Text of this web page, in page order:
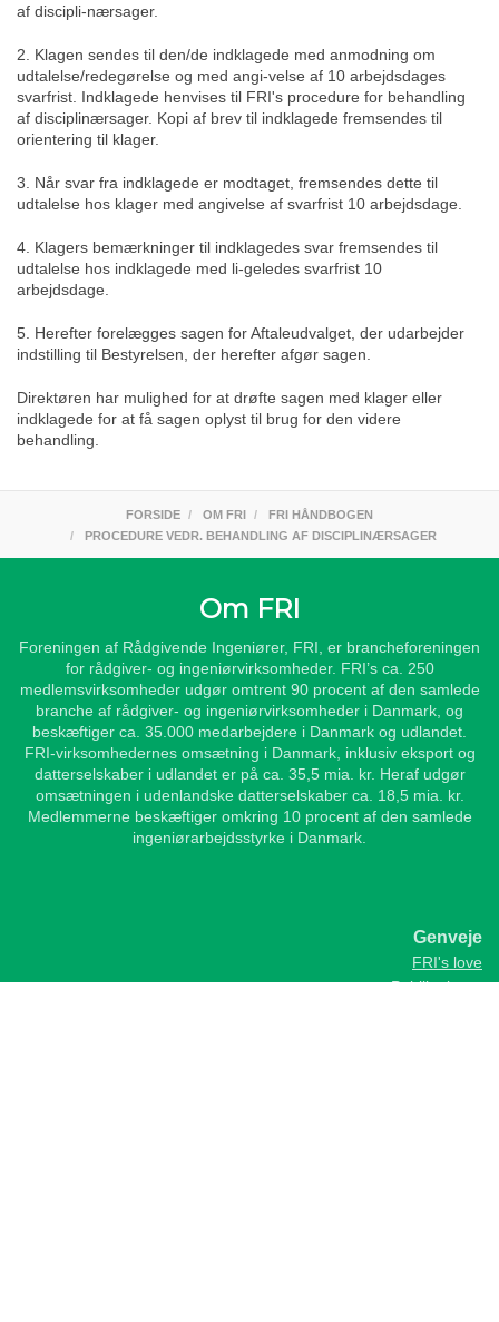
af discipli-nærsager.
2. Klagen sendes til den/de indklagede med anmodning om
udtalelse/redegørelse og med angi-velse af 10 arbejdsdages
svarfrist. Indklagede henvises til FRI's procedure for behandling
af disciplinærsager. Kopi af brev til indklagede fremsendes til
orientering til klager.
3. Når svar fra indklagede er modtaget, fremsendes dette til
udtalelse hos klager med angivelse af svarfrist 10 arbejdsdage.
4. Klagers bemærkninger til indklagedes svar fremsendes til
udtalelse hos indklagede med li-geledes svarfrist 10
arbejdsdage.
5. Herefter forelægges sagen for Aftaleudvalget, der udarbejder
indstilling til Bestyrelsen, der herefter afgør sagen.
Direktøren har mulighed for at drøfte sagen med klager eller
indklagede for at få sagen oplyst til brug for den videre
behandling.
FORSIDE OM FRI
FRI HÅNDBOGEN
PROCEDURE VEDR. BEHANDLING AF DISCIPLINÆRSAGER
Om FRI
Foreningen af Rådgivende Ingeniører, FRI, er brancheforeningen
for rådgiver- og ingeniørvirksomheder. FRI’s ca. 250
medlemsvirksomheder udgør omtrent 90 procent af den samlede
branche af rådgiver- og ingeniørvirksomheder i Danmark, og
beskæftiger ca. 35.000 medarbejdere i Danmark og udlandet.
FRI-virksomhedernes omsætning i Danmark, inklusiv eksport og
datterselskaber i udlandet er på ca. 35,5 mia. kr. Heraf udgør
omsætningen i udenlandske datterselskaber ca. 18,5 mia. kr.
Medlemmerne beskæftiger omkring 10 procent af den samlede
ingeniørarbejdsstyrke i Danmark.
Genveje
FRI's love
Publikationer